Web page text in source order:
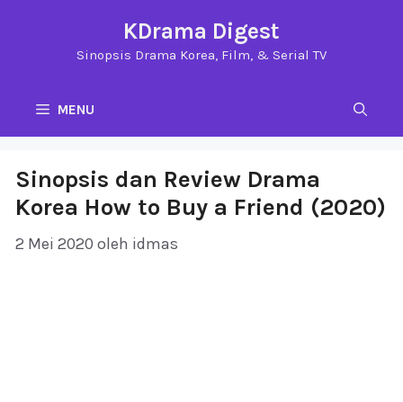
KDrama Digest
Sinopsis Drama Korea, Film, & Serial TV
MENU
Sinopsis dan Review Drama
Korea How to Buy a Friend (2020)
2 Mei 2020 oleh idmas